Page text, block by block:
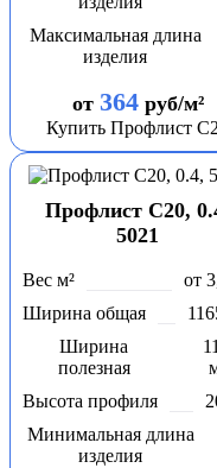
Максимальная длина
изделия
от 364руб/м²
Купить Профлист
Профлист С20,
5021
Вес м²
от
Ширина общая
Ширина
полезная
Высота профиля
Минимальная длина
изделия